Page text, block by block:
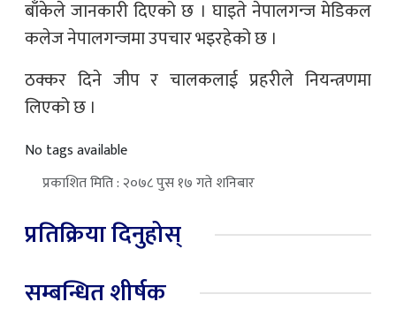
बाँकेले जानकारी दिएको छ । घाइते नेपालगन्ज मेडिकल
कलेज नेपालगन्जमा उपचार भइरहेको छ ।
ठक्कर दिने जीप र चालकलाई प्रहरीले नियन्त्रणमा
लिएको छ ।
No tags available
प्रकाशित मिति : २०७८ पुस १७ गते शनिबार
प्रतिक्रिया दिनुहोस्
सम्बन्धित शीर्षक